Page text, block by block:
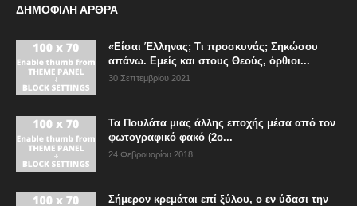
ΔΗΜΟΦΙΛΗ ΑΡΘΡΑ
«Είσαι Έλληνας; Τι προσκυνάς; Σηκώσου
απάνω. Εμείς και στους Θεούς, όρθιοι...
30 Σεπτεμβρίου 2021
Τα Πουλάτα μιας άλλης εποχής μέσα από τον
φωτογραφικό φακό (2ο...
24 Φεβρουαρίου 2018
Σήμερον κρεμάται επί ξύλου, ο εν ύδασι την